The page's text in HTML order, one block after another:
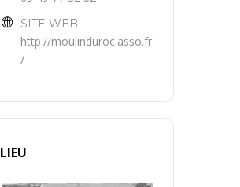
SITE WEB
http://moulinduroc.asso.fr
/
LIEU